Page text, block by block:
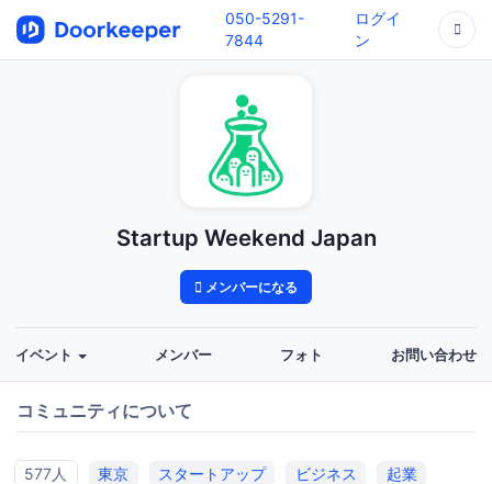
050-5291-
7844
ログイ
ン
Startup Weekend Japan
メンバーになる
イベント メンバー フォト お問い合わせ
コミュニティについて
577人 東京 スタートアップ ビジネス
起業